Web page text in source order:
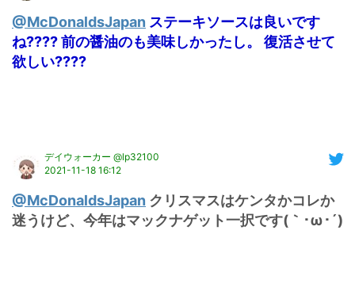
@McDonaldsJapan ステーキソースは良いです
ね???? 前の醤油のも美味しかったし。 復活させて
欲しい????
デイウォーカー @lp32100
2021-11-18 16:12
@McDonaldsJapan クリスマスはケンタかコレか
迷うけど、今年はマックナゲット一択です(｀･ω･´)